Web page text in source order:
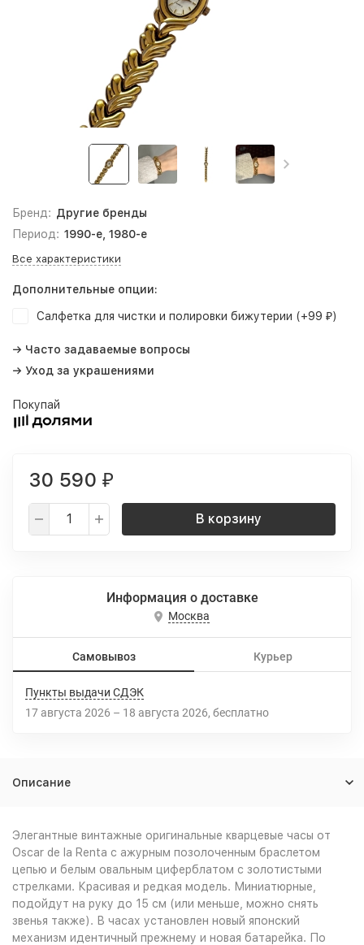
Бренд: Другие бренды
Период: 1990-е, 1980-е
Все характеристики
Дополнительные опции:
Салфетка для чистки и полировки бижутерии (+99 ₽)
→ Часто задаваемые вопросы
→ Уход за украшениями
Покупай
30 590 ₽
В корзину
Информация о доставке
Москва
Самовывоз Курьер
Пункты выдачи СДЭК
17 августа 2026 – 18 августа 2026 Бесплатно
Описание
Элегантные винтажные оригинальные кварцевые часы от
Oscar de la Renta с ажурным позолоченным браслетом
цепью и белым овальным циферблатом с золотистыми
стрелками. Красивая и редкая модель. Миниатюрные,
подойдут на руку до 15 см (или меньше, можно снять
звенья также). В часах установлен новый японский
механизм идентичный прежнему и новая батарейка. По